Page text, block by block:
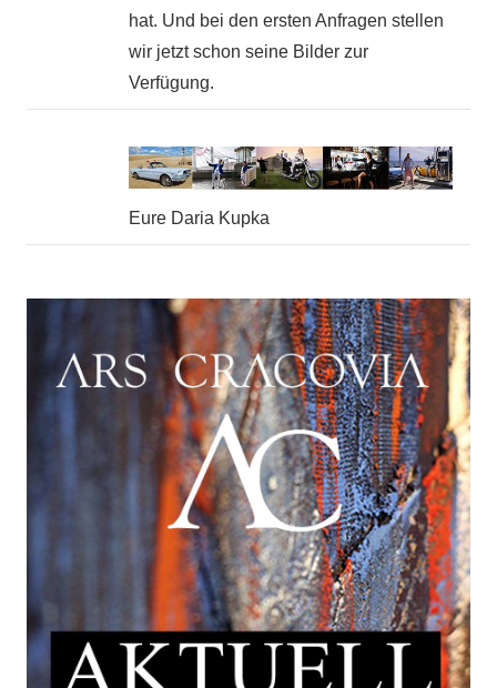
hat. Und bei den ersten Anfragen stellen
wir jetzt schon seine Bilder zur
Verfügung.
Eure Daria Kupka